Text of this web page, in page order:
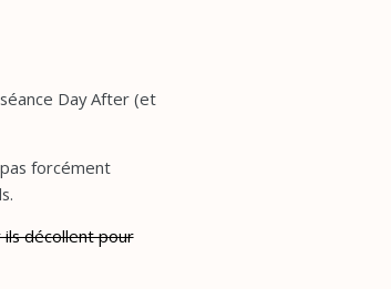
Day After (et
forcément
ils décollent pour